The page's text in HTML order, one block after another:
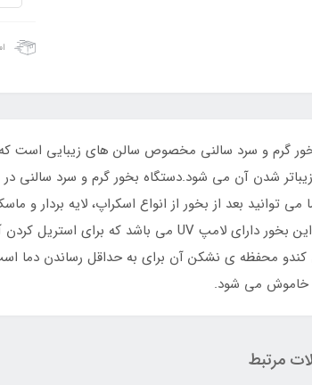
گرم و سرد سالنی مخصوص سالن های زیبایی است
شدن آن می شود.دستگاه بخور گرم و سرد سالنی
می توانید بعد از بخور از انواع اسکراپ، لایه بردار
محفظه ی نشکن آن برای به حداقل رساندن دما
خاموش می شود.
مرتبط